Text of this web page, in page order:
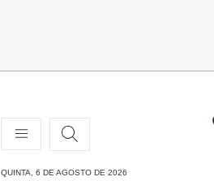
QUINTA, 6 DE AGOSTO DE 2026